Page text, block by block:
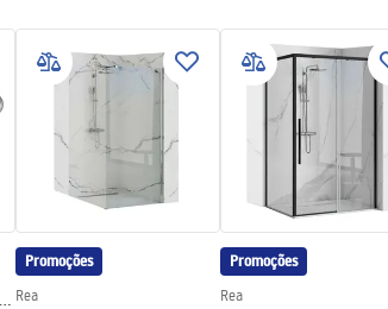
Promoções
Rea
Promoções
Rea